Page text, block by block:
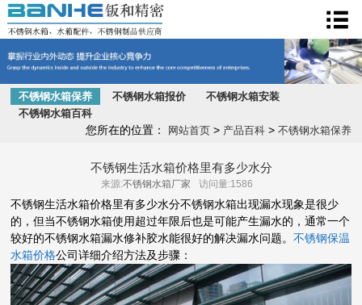
不锈钢水箱
不锈钢水箱保养 不锈钢水箱报价
不锈钢水箱安装
不锈钢水箱百科
您所在的位置： 网站首页> 产品百科> 不锈钢水箱保养
不锈钢生活水箱价格里有多少水分
来源:不锈钢水箱厂家 访问量:1586
不锈钢生活水箱价格里有多少水分不锈钢水箱出现漏水现象是很少
的，但当不锈钢水箱使用超过年限后也是可能产生漏水的，通常一个
较好的不锈钢水箱漏水修补胶水能很好的解决漏水问题。不锈钢保温
水箱价格公司详细介绍方法及步骤：